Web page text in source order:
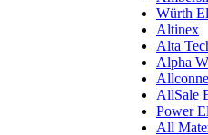
Würth
Altinex
Alta
Alpha
AllSale
Power
All